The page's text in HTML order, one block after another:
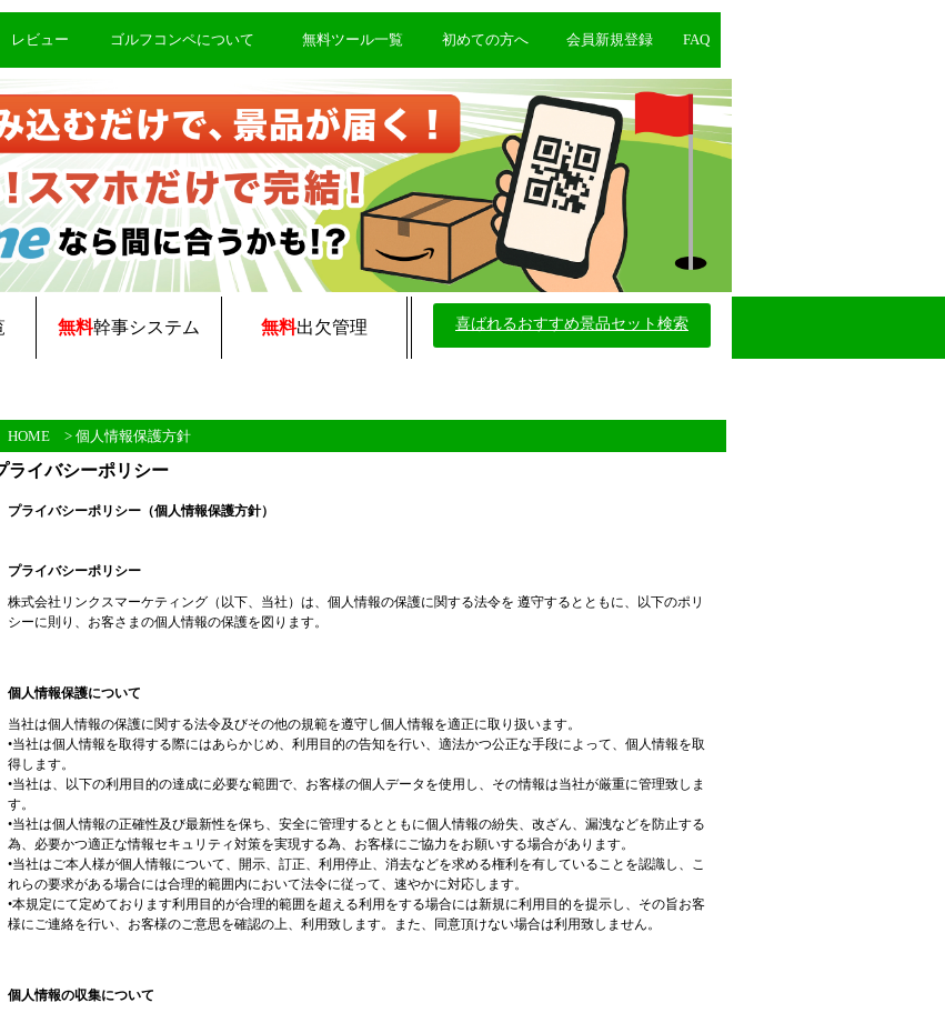
レビュー ゴルフコンペについて 無料ツール一覧 初めての方へ 会員新規登録 FAQ
無料幹事システム 無料出欠管理 喜ばれるおすすめ景品セット検索
HOME > 個人情報保護方針
ライバシーポリシー
プライバシーポリシー（個人情報保護方針）
プライバシーポリシー
株式会社リンクスマーケティング（以下、当社）は、個人情報の保護に関する法令を 遵守するとともに、以下のポリ
シーに則り、お客さまの個人情報の保護を図ります。
個人情報保護について
当社は個人情報の保護に関する法令及びその他の規範を遵守し個人情報を適正に取り扱います。
•当社は個人情報を取得する際にはあらかじめ、利用目的の告知を行い、適法かつ公正な手段によって、個人情報を取
得します。
•当社は、以下の利用目的の達成に必要な範囲で、お客様の個人データを使用し、その情報は当社が厳重に管理致しま
す。
•当社は個人情報の正確性及び最新性を保ち、安全に管理するとともに個人情報の紛失、改ざん、漏洩などを防止する
為、必要かつ適正な情報セキュリティ対策を実現する為、お客様にご協力をお願いする場合があります。
•当社はご本人様が個人情報について、開示、訂正、利用停止、消去などを求める権利を有していることを認識し、こ
れらの要求がある場合には合理的範囲内において法令に従って、速やかに対応します。
•本規定にて定めております利用目的が合理的範囲を超える利用をする場合には新規に利用目的を提示し、その旨お客
様にご連絡を行い、お客様のご意思を確認の上、利用致します。また、同意頂けない場合は利用致しません。
個人情報の収集について